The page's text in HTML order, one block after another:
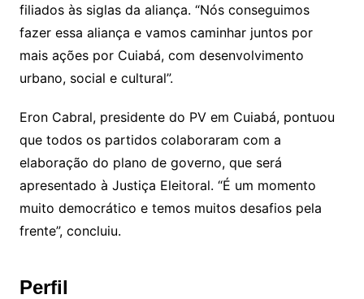
filiados às siglas da aliança. “Nós conseguimos
fazer essa aliança e vamos caminhar juntos por
mais ações por Cuiabá, com desenvolvimento
urbano, social e cultural”.
Eron Cabral, presidente do PV em Cuiabá, pontuou
que todos os partidos colaboraram com a
elaboração do plano de governo, que será
apresentado à Justiça Eleitoral. “É um momento
muito democrático e temos muitos desafios pela
frente”, concluiu.
Perfil